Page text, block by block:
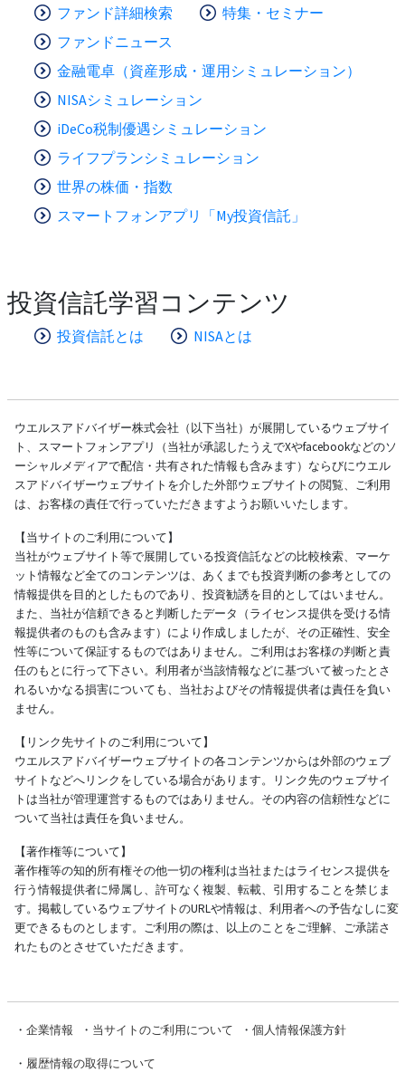
ファンド詳細検索
特集・セミナー
ファンドニュース
金融電卓（資産形成・運用シミュレーション）
NISAシミュレーション
iDeCo税制優遇シミュレーション
ライフプランシミュレーション
世界の株価・指数
スマートフォンアプリ「My投資信託」
投資信託学習コンテンツ
投資信託とは NISAとは
ウエルスアドバイザー株式会社（以下当社）が展開しているウェブサイ
ト、スマートフォンアプリ（当社が承認したうえでXやfacebookなどのソ
ーシャルメディアで配信・共有された情報も含みます）ならびにウエル
スアドバイザーウェブサイトを介した外部ウェブサイトの閲覧、ご利用
は、お客様の責任で行っていただきますようお願いいたします。
【当サイトのご利用について】
当社がウェブサイト等で展開している投資信託などの比較検索、マーケ
ット情報など全てのコンテンツは、あくまでも投資判断の参考としての
情報提供を目的としたものであり、投資勧誘を目的としてはいません。
また、当社が信頼できると判断したデータ（ライセンス提供を受ける情
報提供者のものも含みます）により作成しましたが、その正確性、安全
性等について保証するものではありません。ご利用はお客様の判断と責
任のもとに行って下さい。利用者が当該情報などに基づいて被ったとさ
れるいかなる損害についても、当社およびその情報提供者は責任を負い
ません。
【リンク先サイトのご利用について】
ウエルスアドバイザーウェブサイトの各コンテンツからは外部のウェブ
サイトなどへリンクをしている場合があります。リンク先のウェブサイ
トは当社が管理運営するものではありません。その内容の信頼性などに
ついて当社は責任を負いません。
【著作権等について】
著作権等の知的所有権その他一切の権利は当社またはライセンス提供を
行う情報提供者に帰属し、許可なく複製、転載、引用することを禁じま
す。掲載しているウェブサイトのURLや情報は、利用者への予告なしに変
更できるものとします。ご利用の際は、以上のことをご理解、ご承諾さ
れたものとさせていただきます。
・ 企業情報 ・ 当サイトのご利用について ・ 個人情報保護方針
・ 履歴情報の取得について